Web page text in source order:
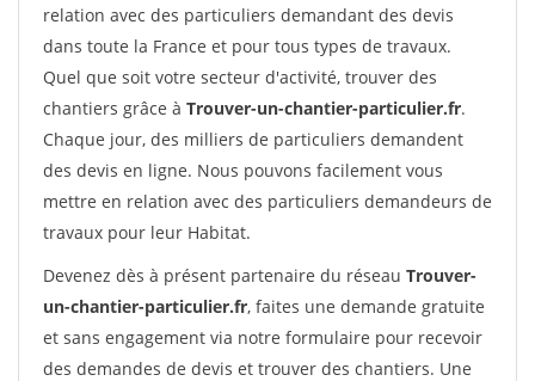
relation avec des particuliers demandant des devis
dans toute la France et pour tous types de travaux.
Quel que soit votre secteur d'activité, trouver des
chantiers grâce à Trouver-un-chantier-particulier.fr.
Chaque jour, des milliers de particuliers demandent
des devis en ligne. Nous pouvons facilement vous
mettre en relation avec des particuliers demandeurs de
travaux pour leur Habitat.
Devenez dès à présent partenaire du réseau Trouver-
un-chantier-particulier.fr, faites une demande gratuite
et sans engagement via notre formulaire pour recevoir
des demandes de devis et trouver des chantiers. Une